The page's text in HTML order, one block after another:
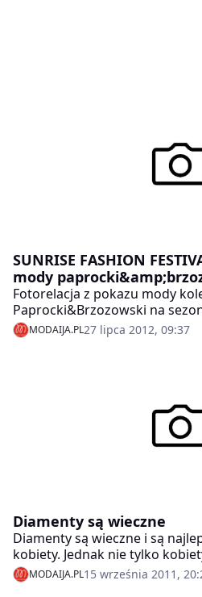
SUNRISE FASHION
mody
Fotorelacja z pokazu mody
Paprocki&Brzozowski na
który odbył się w ramach
Sunrise Fashion Festival.
MODAIJA.PL27 lipca 2012, 09:37
Diamenty są wieczne
Diamenty są wieczne i są
kobiety. Jednak nie tylko
imprezę inauguracyjną nowej
Diamant Mon Amour marki
MODAIJA.PL15 września 2011,